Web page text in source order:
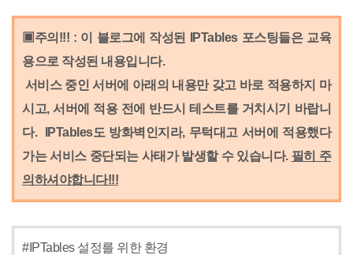
▣주의!!! : 이 블로그에 작성된 IPTables 포스팅들은 교육
용으로 작성된 내용입니다.
서비스 중인 서버에 아래의 내용만 갖고 바로 적용하지 마
시고, 서버에 적용 전에 반드시 테스트를 거치시기 바랍니
다.
IPTables도 방화벽인지라, 무턱대고 서버에 적용했다
가는 서비스 중단되는 사태가 발생할 수 있습니다. 필히 주
의하셔야합니다!!!
#IPTables 설정를 위한 환경